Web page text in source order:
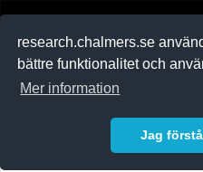
research.chalmers.se
bättre funktionalitet och
Mer information
Jag